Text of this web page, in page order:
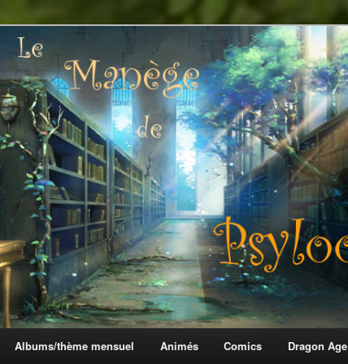
Psylook
Albums/thème mensuel Animés Comics Dragon Age